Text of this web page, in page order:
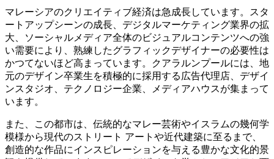
マレーシアのクリエイティブ経済は急成長しています。スタ
ートアップシーンの成長、デジタルマーケティング業界の拡
大、ソーシャルメディア全体のビジュアルコンテンツへの強
い需要により、熟練したグラフィックデザイナーの必要性は
かつてないほど高まっています。クアラルンプールには、地
元のデザイン卒業生を積極的に採用する広告代理店、デザイ
ンスタジオ、テクノロジー企業、メディアハウスが集まって
います。
また、この都市は、伝統的なマレー芸術やイスラムの幾何学
模様から現代のストリート アートや近代建築に至るまで、
創造的な作品にインスピレーションを与える豊かな文化的景